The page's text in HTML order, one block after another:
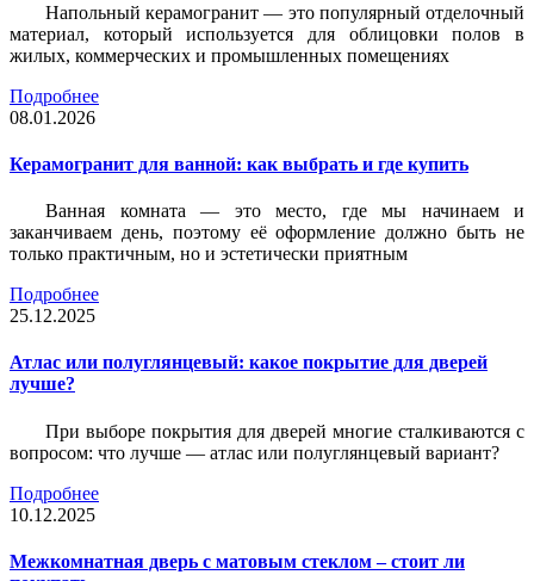
Напольный керамогранит — это популярный отделочный
материал, который используется для облицовки полов в
жилых, коммерческих и промышленных помещениях
Подробнее
08.01.2026
Керамогранит для ванной: как выбрать и где купить
Ванная комната — это место, где мы начинаем и
заканчиваем день, поэтому её оформление должно быть не
только практичным, но и эстетически приятным
Подробнее
25.12.2025
Атлас или полуглянцевый: какое покрытие для дверей
лучше?
При выборе покрытия для дверей многие сталкиваются с
вопросом: что лучше — атлас или полуглянцевый вариант?
Подробнее
10.12.2025
Межкомнатная дверь с матовым стеклом – стоит ли